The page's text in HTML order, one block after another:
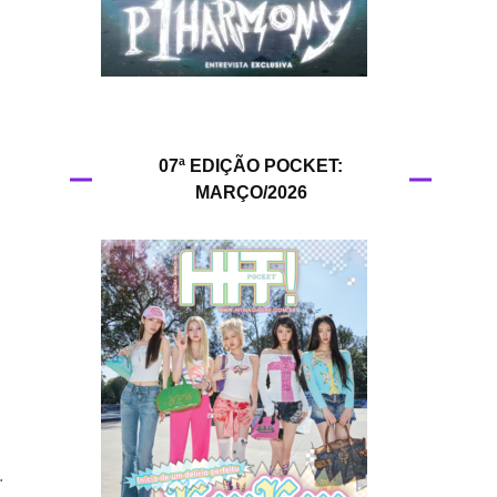
HIT!Queer
HIT!Vem aí
Panfletando
07ª EDIÇÃO POCKET:
MARÇO/2026